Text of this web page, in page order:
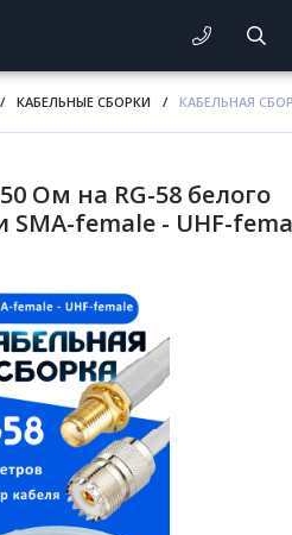
/ КАБЕЛЬНЫЕ СБОРКИ / КАБЕЛЬНАЯ
Ом на RG-58 белого
female - UHF-